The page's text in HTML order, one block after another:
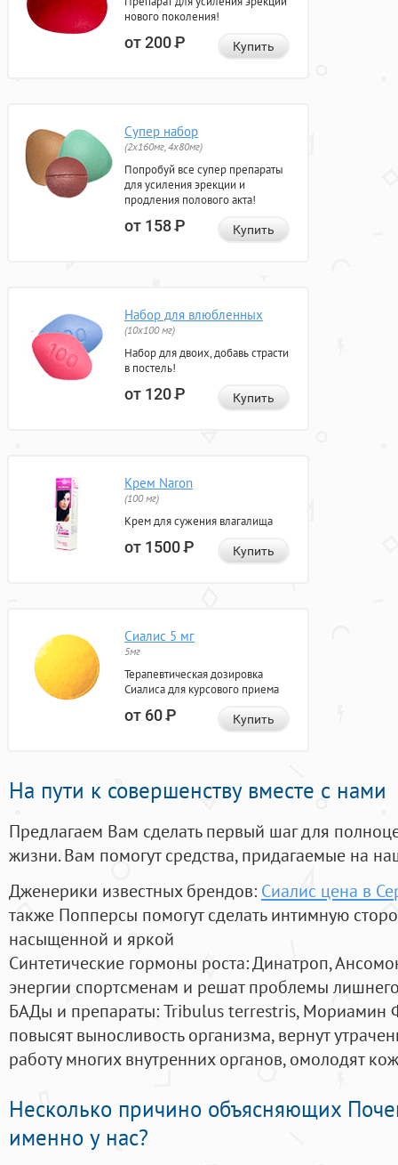
нового поколения!
от 200Р Купить
Супер набор
(2х160мг, 4х80мг)
Попробуй все супер препараты
для усиления эрекции и
продления полового акта!
от 158Р Купить
Набор для влюбленных
(10х100 мг)
Набор для двоих, добавь страсти
в постель!
от 120Р Купить
Крем Naron
(100 мг)
Крем для сужения влагалища
от 1500Р Купить
Сиалис 5 мг
5мг
Терапевтическая дозировка
Сиалиса для курсового приема
от 60Р Купить
На пути к совершенству вместе с нами
Предлагаем Вам сделать первый шаг для
жизни. Вам помогут средства, придагаемые на
Дженерики известных брендов: Сиалис цена в
также Попперсы помогут сделать интимную
насыщенной и яркой
Синтетические гормоны роста: Динатроп,
энергии спортсменам и решат проблемы
БАДы и препараты:Tribulus terrestris, Мориамин
повысят выносливость организма, вернут
работу многих внутренних органов, омолодят
Несколько причино объясняющих
именно у нас?